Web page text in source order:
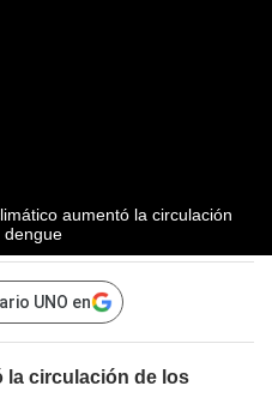
aumentó la circulación
dengue
UNO en
la circulación de los